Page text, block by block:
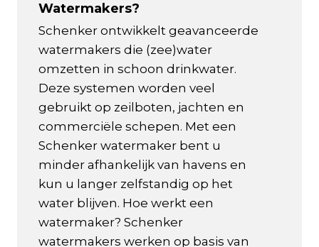
Watermakers?
Schenker ontwikkelt geavanceerde
watermakers die (zee)water
omzetten in schoon drinkwater.
Deze systemen worden veel
gebruikt op zeilboten, jachten en
commerciële schepen. Met een
Schenker watermaker bent u
minder afhankelijk van havens en
kun u langer zelfstandig op het
water blijven. Hoe werkt een
watermaker? Schenker
watermakers werken op basis van